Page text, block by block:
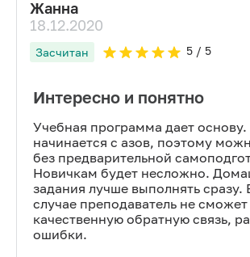
Жанна
18.12.2020
Засчитан 5/ 5
Интересно и понятно
Учебная программа дает
начинается с азов, поэтому
без предварительной
Новичкам будет несложно.
задания лучше выполнять сразу.
случае преподаватель не сможет
качественную обратную связь,
ошибки.